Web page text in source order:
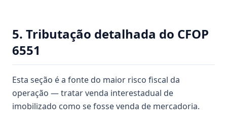
5. Tributação detalhada do CFOP
6551
Esta seção é a fonte do maior risco fiscal da
operação — tratar venda interestadual de
imobilizado como se fosse venda de mercadoria.